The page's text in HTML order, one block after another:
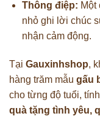
Thông điệp: Một
nhỏ ghi lời chúc
nhận cảm động.
Tại Gauxinhshop,
hàng trăm mẫu gấu
cho từng độ tuổi,
quà tặng tình yêu,